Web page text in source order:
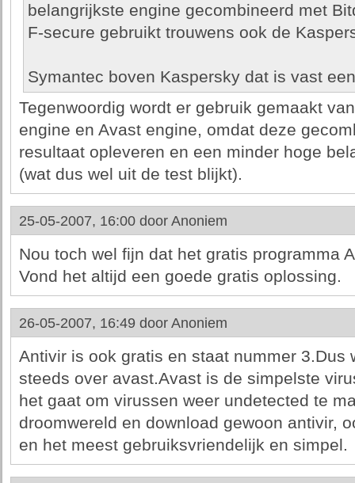
belangrijkste engine gecombineerd met
F-secure gebruikt trouwens ook de
Symantec boven Kaspersky dat is vast
Tegenwoordig wordt er gebruik gemaakt
engine en Avast engine, omdat deze
resultaat opleveren en een minder hoge
(wat dus wel uit de test blijkt).
25-05-2007, 16:00 door Anoniem
Nou toch wel fijn dat het gratis programma
Vond het altijd een goede gratis oplossing.
26-05-2007, 16:49 door Anoniem
Antivir is ook gratis en staat nummer 3.Dus
steeds over avast.Avast is de simpelste
het gaat om virussen weer undetected te
droomwereld en download gewoon antivir,
en het meest gebruiksvriendelijk en simpel.